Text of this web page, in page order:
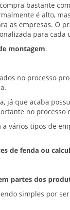
bastante
é alto,
as empresas. O
para
montagem.
no processo
já que acaba
no processo
vários tipos de
de fenda ou
partes dos
simples por